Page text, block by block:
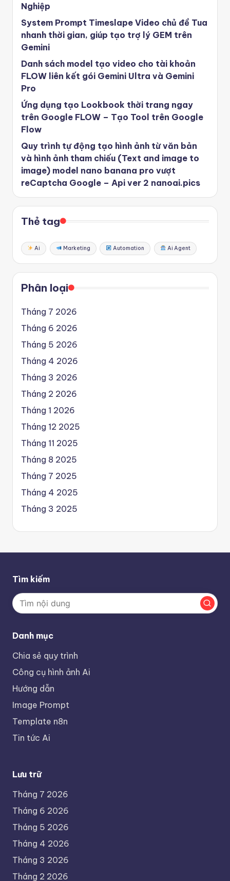
Nghiệp
System Prompt Timeslape Video chủ đề Tua
nhanh thời gian, giúp tạo trợ lý GEM trên
Gemini
Danh sách model tạo video cho tài khoản
FLOW liên kết gói Gemini Ultra và Gemini
Pro
Ứng dụng tạo Lookbook thời trang ngay
trên Google FLOW – Tạo Tool trên Google
Flow
Quy trình tự động tạo hình ảnh từ văn bản
và hình ảnh tham chiếu (Text and image to
image) model nano banana pro vượt
reCaptcha Google – Api ver 2 nanoai.pics
Thẻ tag
Ai Marketing Automation Ai Agent
Phân loại
Tháng 7 2026
Tháng 6 2026
Tháng 5 2026
Tháng 4 2026
Tháng 3 2026
Tháng 2 2026
Tháng 1 2026
Tháng 12 2025
Tháng 11 2025
Tháng 8 2025
Tháng 7 2025
Tháng 4 2025
Tháng 3 2025
Tìm kiếm
Danh mục
Chia sẻ quy trình
Công cụ hình ảnh Ai
Hướng dẫn
Image Prompt
Template n8n
Tin tức Ai
Lưu trữ
Tháng 7 2026
Tháng 6 2026
Tháng 5 2026
Tháng 4 2026
Tháng 3 2026
Tháng 2 2026